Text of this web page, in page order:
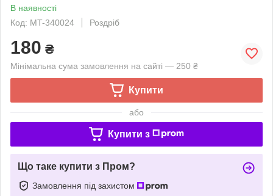
В наявності
Код: MT-340024
Роздріб
180 ₴
Мінімальна сума замовлення на сайті — 250 ₴
Купити
або
Купити з
Що таке купити з Пром?
Замовлення під захистом